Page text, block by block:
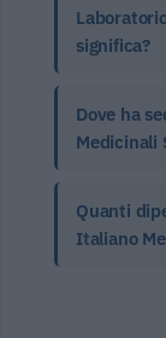
significa?
Dove ha
Medicinali
Quanti
Italiano